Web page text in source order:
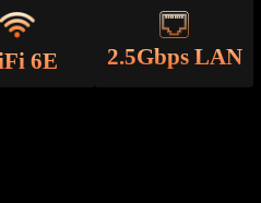
6E 2.5Gbps LAN